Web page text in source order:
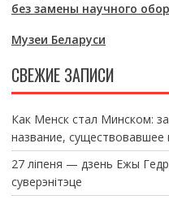
без замены научного
Музеи Беларуси
СВЕЖИЕ ЗАПИСИ
Как Менск стал Минском:
название, существовавшее
27 ліпеня — дзень Ежы
суверэнітэце